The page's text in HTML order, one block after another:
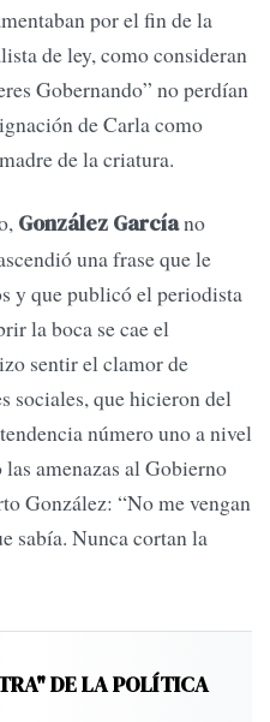
por el fin de la
de ley, como consideran
Gobernando” no perdían
de Carla como
de la criatura.
González Garcíano
una frase que le
y que publicó el periodista
la boca se cae el
sentir el clamor de
sociales, que hicieron del
número uno a nivel
amenazas al Gobierno
González: “No me vengan
sabía. Nunca cortan la
DE LA POLÍTICA